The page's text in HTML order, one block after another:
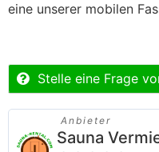
eine unserer mobilen
Stelle eine Frage
Anbieter
Sauna